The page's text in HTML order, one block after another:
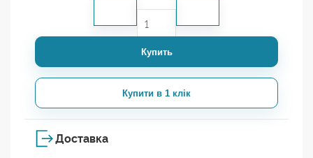
Купить
Купити в 1 клік
Доставка